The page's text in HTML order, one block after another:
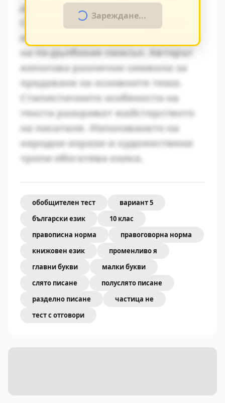
драматично напрежение.
Символиката в произведението
играе важна роля за разбирането
на по-дълбокия смисъл. Авторът
използва различни символи за
предаване на основните теми.
Стилистичните особености на
текста разкриват майстерството
на писателя. Използването на
народни изрази и художествени
тропи обогатява езика.
Зареждане...
обобщителен тест
вариант 5
български език
10 клас
правописна норма
правоговорна норма
книжовен език
променливо я
главни букви
малки букви
слято писане
полуслято писане
разделно писане
частица не
тест с отговори